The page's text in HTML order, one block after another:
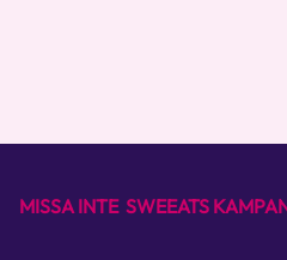
MISSA INTE SWEEATS